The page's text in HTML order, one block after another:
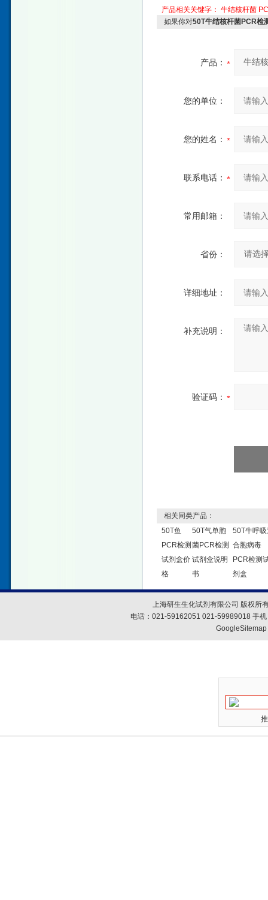
产品相关关键字： 牛结核杆菌
如果你对50T牛结核杆菌PCR检
产品：
您的单位：
您的姓名：
联系电话：
常用邮箱：
省份：
详细地址：
补充说明：
验证码：
相关同类产品：
50T鱼
PCR检测
试剂盒价
格
50T气单胞
菌PCR检测
试剂盒说明
书
50T牛呼吸
合胞病毒
PCR检测
剂盒
上海研生生化试剂有限公司 版权所
电话：021-59162051 021-59989018 手
GoogleSitemap